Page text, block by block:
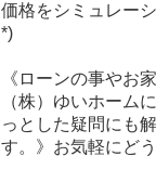
価格をシミュレー
*)
《ローンの事やお
（株）ゆいホーム
っとした疑問にも
す。》お気軽にど